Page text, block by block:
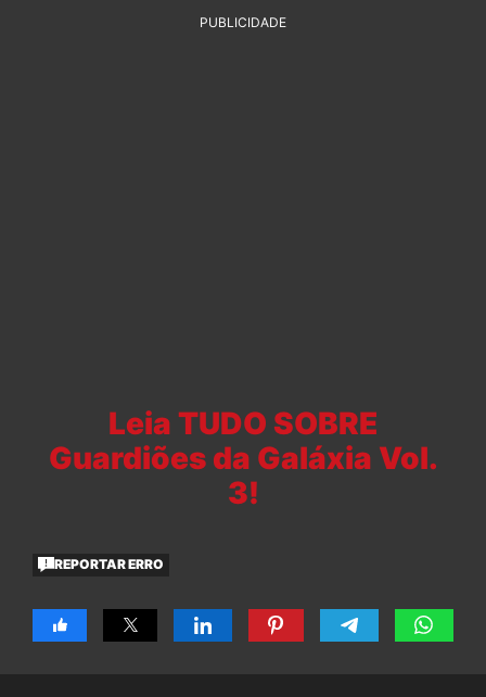
PUBLICIDADE
Leia TUDO SOBRE
Guardiões da Galáxia Vol.
3!
REPORTAR ERRO